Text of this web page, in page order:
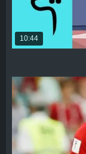
10:44